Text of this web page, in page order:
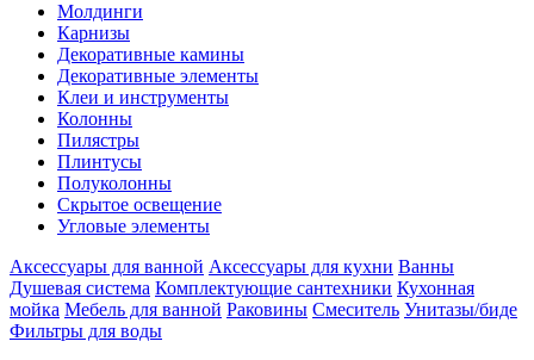
Молдинги
Карнизы
Декоративные камины
Декоративные элементы
Клеи и инструменты
Колонны
Пилястры
Плинтусы
Полуколонны
Скрытое освещение
Угловые элементы
Аксессуары для ванной Аксессуары для кухни Ванны
Душевая система Комплектующие сантехники Кухонная
мойка Мебель для ванной Раковины Смеситель Унитазы/биде
Фильтры для воды